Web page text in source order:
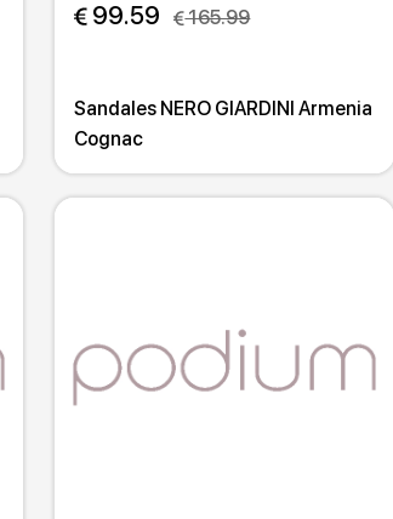
99.59 165.99
Sandales NERO GIARDINI Armenia
Cognac